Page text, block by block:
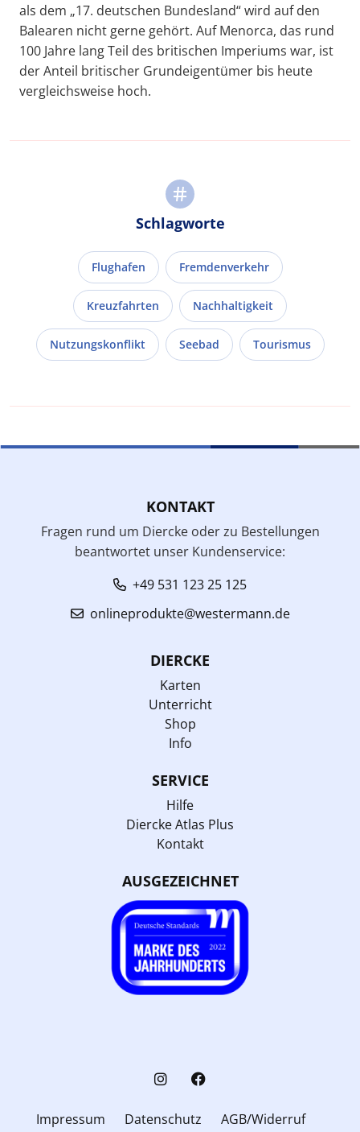
als dem „17. deutschen Bundesland“ wird auf den
Balearen nicht gerne gehört. Auf Menorca, das rund
100 Jahre lang Teil des britischen Imperiums war, ist
der Anteil britischer Grundeigentümer bis heute
vergleichsweise hoch.
Schlagworte
Flughafen Fremdenverkehr
Kreuzfahrten Nachhaltigkeit
Nutzungskonflikt Seebad Tourismus
KONTAKT
Fragen rund um Diercke oder zu Bestellungen
beantwortet unser Kundenservice:
+49 531 123 25 125
onlineprodukte@westermann.de
DIERCKE
Karten
Unterricht
Shop
Info
SERVICE
Hilfe
Diercke Atlas Plus
Kontakt
AUSGEZEICHNET
Impressum Datenschutz
AGB/Widerruf